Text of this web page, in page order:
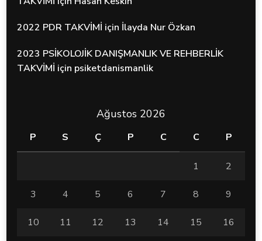
2022 PDR TAKVİMİ için İlayda Nur Özkan
2023 PSİKOLOJİK DANIŞMANLIK VE REHBERLİK
TAKVİMİ için psiketdanismanlik
Ağustos 2026
P S Ç P C C P
1 2
3 4 5 6 7 8 9
10 11 12 13 14 15 16